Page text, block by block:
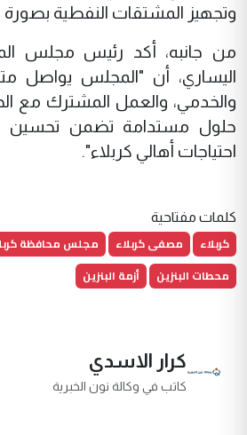
وتجهيز المشتقات النفطية
من جانبه، أكد رئيس مجلس
اليساري، أن "المجلس يواصل
والخدمي، والعمل المشترك مع
حلول مستدامة تضمن تحسين
احتياجات أهالي كربلاء".
كلمات مفتاحية
كربلاء مصفى كربلاء مجلس محافظة
محطات البنزين
أزمة البنزين
كرار الاسدي
كاتب في وكالة نون الخبرية